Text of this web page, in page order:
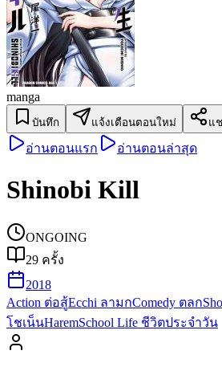
manga
บันทึก แจ้งเตือนตอนใหม่ แ
อ่านตอนแรก อ่านตอนล่าสุด
Shinobi Kill
ONGOING
29 ครั้ง
2018
Action ต่อสู้Ecchi ลามกComedy ตลก
โชเน็นHaremSchool Life ชีวิตประจำวัน